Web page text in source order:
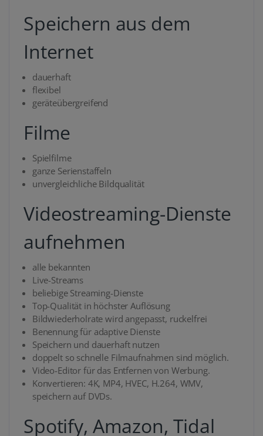
Speichern aus dem
Internet
dauerhaft
flexibel
geräteübergreifend
Filme
Spielfilme
ganze Serienstaffeln
unvergleichliche Bildqualität
Videostreaming-Dienste
aufnehmen
alle bekannten
Live-Streams
beliebige Streaming-Dienste
Top-Qualität in höchster Auflösung
Bildwiederholrate wird angepasst, ruckelfrei
Benennung für adaptive Dienste
Speichern und dauerhaft nutzen
doppelt so schnelle Filmaufnahmen sind möglich.
Video-Editor für das Entfernen von Werbung.
Konvertieren: 4K, MP4, HVEC, H.264, WMV,
speichern auf DVDs.
Spotify, Amazon, Tidal